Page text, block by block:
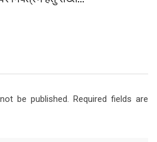
be published. Required fields are